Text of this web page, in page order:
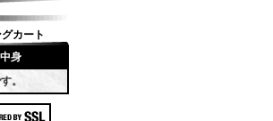
カート
身
。